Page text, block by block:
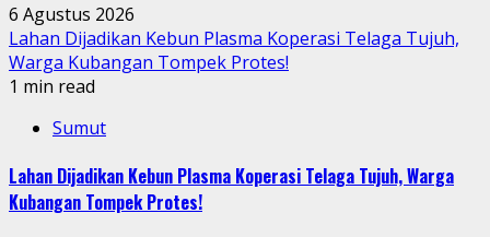
6 Agustus 2026
Lahan Dijadikan Kebun Plasma Koperasi Telaga Tujuh,
Warga Kubangan Tompek Protes!
1 min read
Sumut
Lahan Dijadikan Kebun Plasma Koperasi Telaga Tujuh, Warga
Kubangan Tompek Protes!